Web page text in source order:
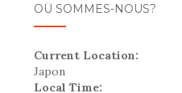
OÛ SOMMES-NOUS?
Current Location:
Japon
Local Time: